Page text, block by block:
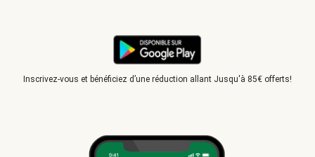
Inscrivez-vous et bénéficiez d’une réduction allant Jusqu'à 85€ offerts!